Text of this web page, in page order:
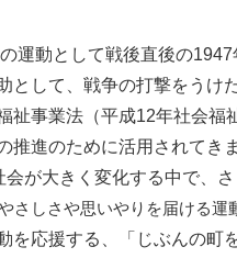
動として戦後直後の
として、戦争の打撃をう
祉事業法（平成12年社会
推進のために活用されてきま
が大きく変化する中で、
さしさや思いやりを届ける運
を応援する、「じぶんの町